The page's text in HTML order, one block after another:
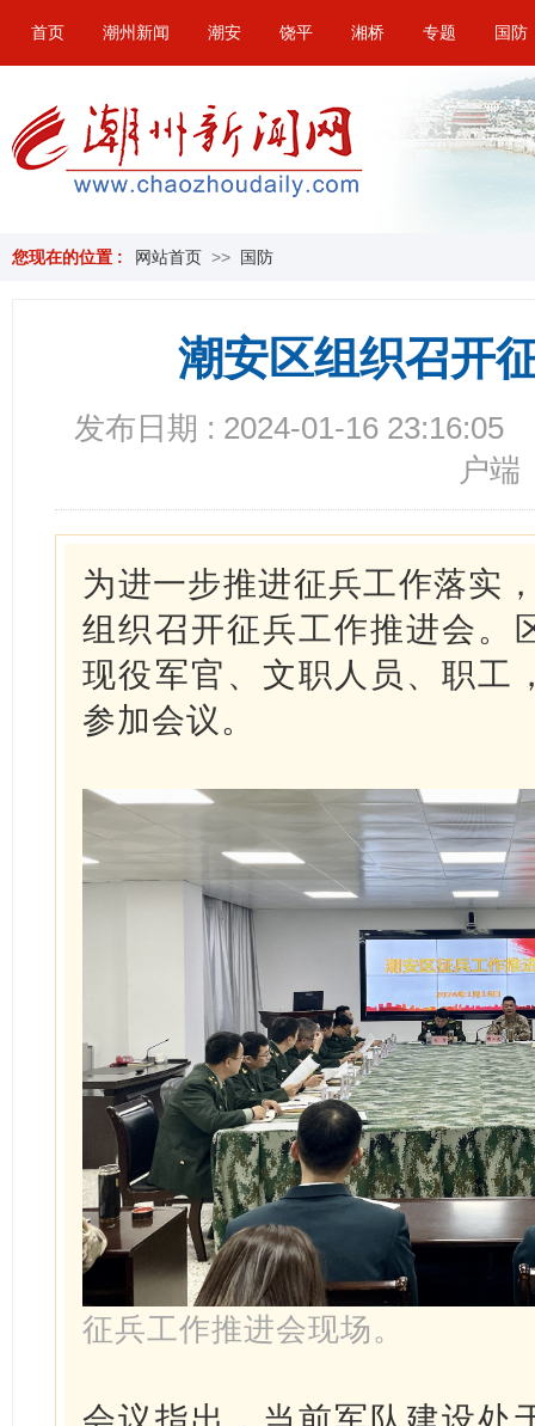
首页 潮州新闻 潮安 饶平 湘桥 专题 国防
您现在的位置 : 网站首页 >> 国防
潮安区组织召开
发布日期 : 2024-01-16 23:16:05
户端
为进一步推进征兵工作落实
组织召开征兵工作推进会。
现役军官、文职人员、职工
参加会议。
征兵工作推进会现场。